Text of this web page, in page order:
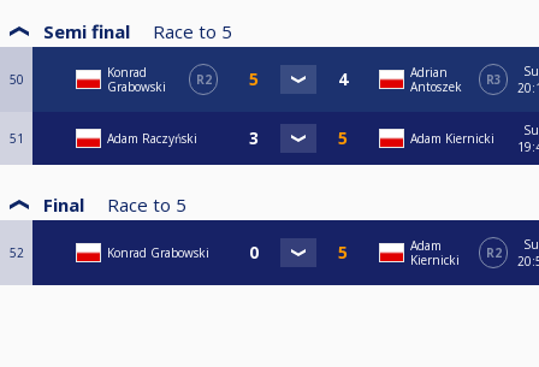
Semi final Race to 5
50
Konrad
Grabowski
R2
Adrian
Antoszek
R3
51 Adam Raczyński Adam Kiernicki
Final Race to 5
52 Konrad Grabowski
Adam
Kiernicki
R2